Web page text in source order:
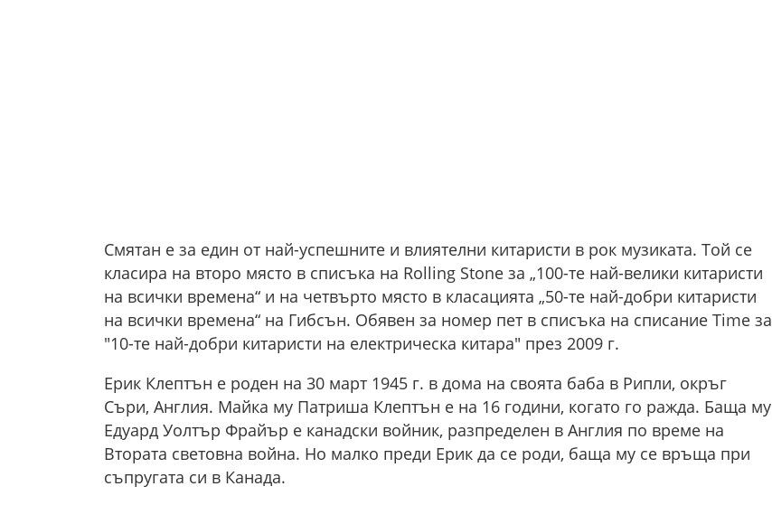
Смятан е за един от най-успешните и влиятелни китаристи в рок музиката. Той се
класира на второ място в списъка на Rolling Stone за „100-те най-велики китаристи
на всички времена“ и на четвърто място в класацията „50-те най-добри китаристи
на всички времена“ на Гибсън. Обявен за номер пет в списъка на списание Time за
"10-те най-добри китаристи на електрическа китара" през 2009 г.
Ерик Клептън е роден на 30 март 1945 г. в дома на своята баба в Рипли, окръг
Съри, Англия. Майка му Патриша Клептън е на 16 години, когато го ражда. Баща му
Едуард Уолтър Фрайър е канадски войник, разпределен в Англия по време на
Втората световна война. Но малко преди Ерик да се роди, баща му се връща при
съпругата си в Канада.